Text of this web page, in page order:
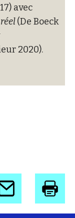
avec
(De Boeck
2020).